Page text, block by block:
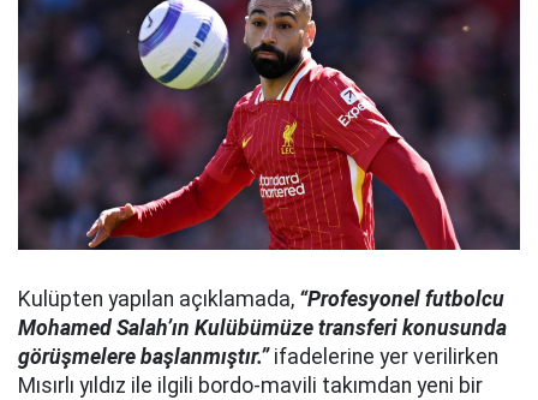
Kulüpten yapılan açıklamada, “Profesyonel futbolcu
Mohamed Salah’ın Kulübümüze transferi konusunda
görüşmelere başlanmıştır.”ifadelerine yer verilirken
Mısırlı yıldız ile ilgili bordo-mavili takımdan yeni bir